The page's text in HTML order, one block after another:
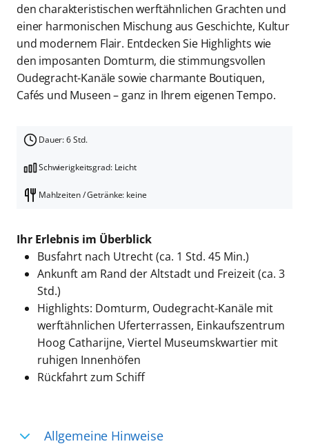
den charakteristischen werftähnlichen Grachten und
einer harmonischen Mischung aus Geschichte, Kultur
und modernem Flair. Entdecken Sie Highlights wie
den imposanten Domturm, die stimmungsvollen
Oudegracht-Kanäle sowie charmante Boutiquen,
Cafés und Museen – ganz in Ihrem eigenen Tempo.
Dauer: 6 Std.
Schwierigkeitsgrad: Leicht
Mahlzeiten / Getränke: keine
Ihr Erlebnis im Überblick
Busfahrt nach Utrecht (ca. 1 Std. 45 Min.)
Ankunft am Rand der Altstadt und Freizeit (ca. 3
Std.)
Highlights: Domturm, Oudegracht-Kanäle mit
werftähnlichen Uferterrassen, Einkaufszentrum
Hoog Catharijne, Viertel Museumskwartier mit
ruhigen Innenhöfen
Rückfahrt zum Schiff
Allgemeine Hinweise